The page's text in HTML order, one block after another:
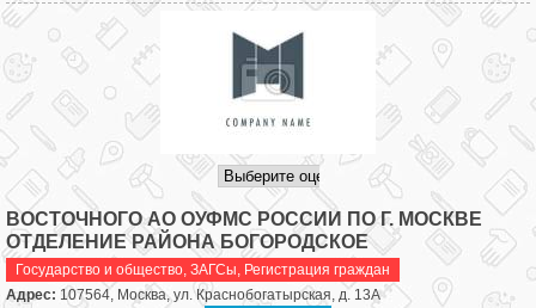
ВОСТОЧНОГО АО ОУФМС РОССИИ ПО Г. МОСКВЕ
ОТДЕЛЕНИЕ РАЙОНА БОГОРОДСКОЕ
Государство и общество, ЗАГСы, Регистрация граждан
Адрес: 107564, Москва, ул. Краснобогатырская, д. 13А